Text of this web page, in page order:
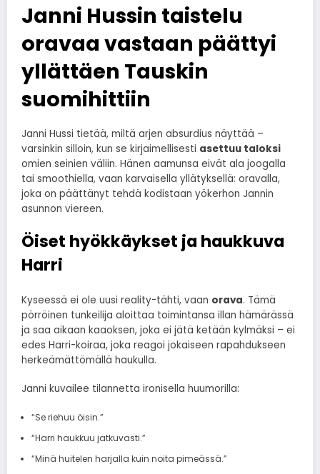
Janni Hussin taistelu
oravaa vastaan päättyi
yllättäen Tauskin
suomihittiin
Janni Hussi tietää, miltä arjen absurdius näyttää –
varsinkin silloin, kun se kirjaimellisesti asettuu taloksi
omien seinien väliin. Hänen aamunsa eivät ala joogalla
tai smoothiella, vaan karvaisella yllätyksellä: oravalla,
joka on päättänyt tehdä kodistaan yökerhon Jannin
asunnon viereen.
Öiset hyökkäykset ja haukkuva
Harri
Kyseessä ei ole uusi reality-tähti, vaan orava. Tämä
pörröinen tunkeilija aloittaa toimintansa illan hämärässä
ja saa aikaan kaaoksen, joka ei jätä ketään kylmäksi – ei
edes Harri-koiraa, joka reagoi jokaiseen rapahdukseen
herkeämättömällä haukulla.
Janni kuvailee tilannetta ironisella huumorilla:
“Se riehuu öisin.”
“Harri haukkuu jatkuvasti.”
“Minä huitelen harjalla kuin noita pimeässä.”